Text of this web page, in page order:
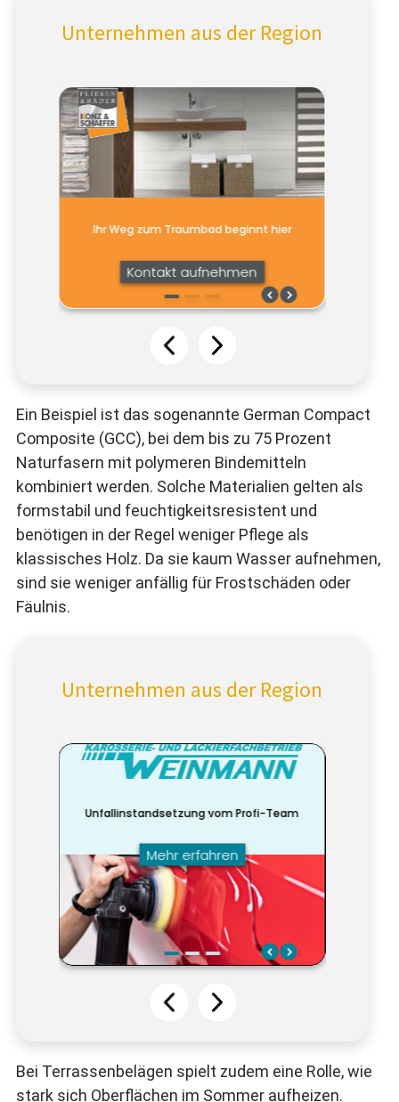
Unternehmen aus der Region
Ein Beispiel ist das sogenannte German Compact
Composite (GCC), bei dem bis zu 75 Prozent
Naturfasern mit polymeren Bindemitteln
kombiniert werden. Solche Materialien gelten als
formstabil und feuchtigkeitsresistent und
benötigen in der Regel weniger Pflege als
klassisches Holz. Da sie kaum Wasser aufnehmen,
sind sie weniger anfällig für Frostschäden oder
Fäulnis.
Unternehmen aus der Region
Bei Terrassenbelägen spielt zudem eine Rolle, wie
stark sich Oberflächen im Sommer aufheizen.